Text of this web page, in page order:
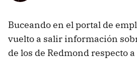
Buceando en el portal de
vuelto a salir información
de los de Redmond respecto